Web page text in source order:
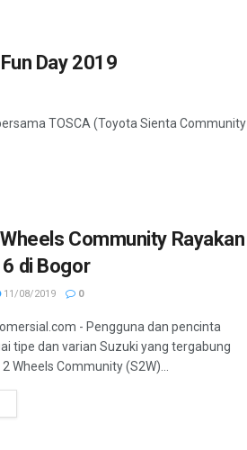
Day 2019
TOSCA (Toyota Sienta Community
Community Rayakan
di Bogor
11/08/2019 0
- Pengguna dan pencinta
tipe dan varian Suzuki yang tergabung
Wheels Community (S2W)...